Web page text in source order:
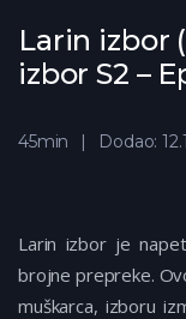
Larin izbor
izbor S2 –
45min Dodao:
Larin izbor je
brojne prepreke.
muškarca, izboru